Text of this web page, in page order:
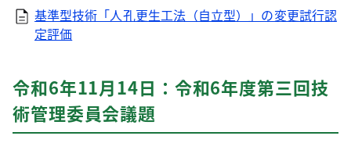
基準型技術「人孔更生工法（自立型）」の変更試行認
定評価
令和6年11月14日：令和6年度第三回技
術管理委員会議題